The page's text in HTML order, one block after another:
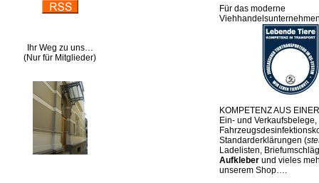
Ihr Weg zu uns…
(Nur für Mitglieder)
Für das moderne
KOMPETENZ AUS
Ein- und Verkaufsbelege,
Standarderklärungen (
Ladelisten,
Aufkleber und vieles
unserem Shop….